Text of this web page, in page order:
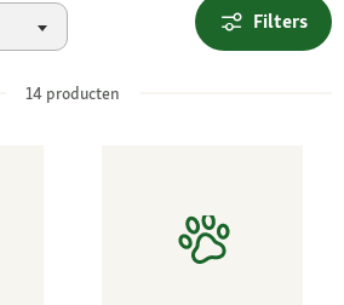
Filters
14 producten